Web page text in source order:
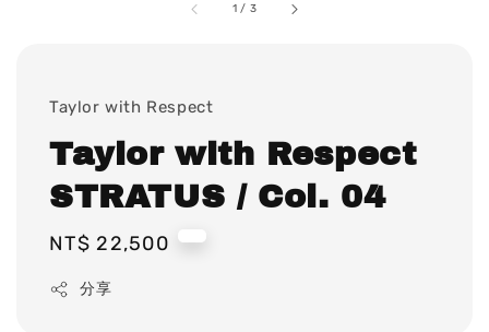
1 / 3
Taylor with Respect
Taylor with Respect
STRATUS / Col. 04
Regular
NT$ 22,500
分享